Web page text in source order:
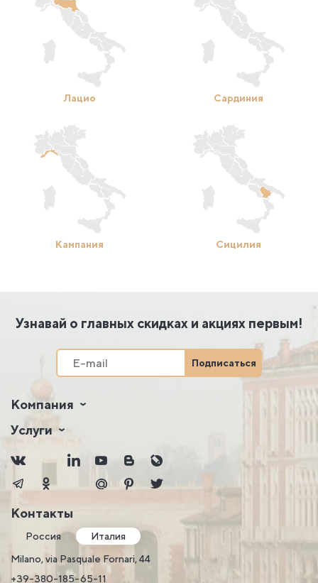
Лацио Сардиния
Кампания Сицилия
Узнавай о главных скидках и акциях первым!
Подписаться
Компания
Услуги
Контакты
Россия
Италия
Milano, via Pasquale Fornari, 44
+39-380-185-65-11